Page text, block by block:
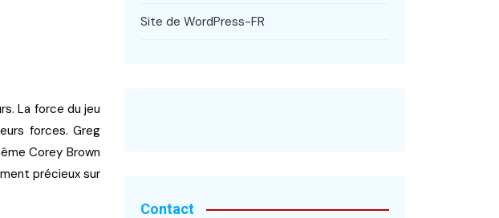
La force du jeu
forces. Greg
Corey Brown
précieux sur
Site de WordPress-FR
Contact